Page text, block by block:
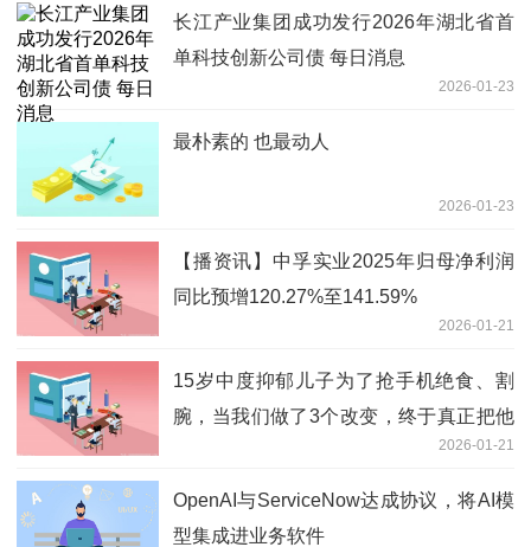
长江产业集团成功发行2026年湖北省首
单科技创新公司债 每日消息
2026-01-23
最朴素的 也最动人
2026-01-23
【播资讯】中孚实业2025年归母净利润
同比预增120.27%至141.59%
2026-01-21
15岁中度抑郁儿子为了抢手机绝食、割
腕，当我们做了3个改变，终于真正把他
2026-01-21
OpenAI与ServiceNow达成协议，将AI模
型集成进业务软件